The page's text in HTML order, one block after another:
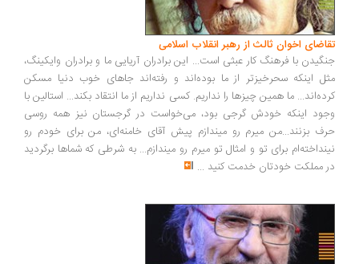
اخوان ثالث از رهبر انقلاب اسلامی
با فرهنگ کار عبثی است... این برادران آریایی ما و برادران وایکینگ،
اینکه سحرخیزتر از ما بوده‌اند و رفته‌اند جاهای خوب دنیا مسکن
ما همین چیزها را نداریم. کسی نداریم از ما انتقاد بکند... استالین با
اینکه خودش گرجی بود، می‌خواست در گرجستان نیز همه روسی
بزنند...من میرم رو میندازم پیش آقای خامنه‌ای، من برای خودم رو
برای تو و امثال تو میرم رو میندازم... به شرطی که شماها برگردید
مملکت خودتان خدمت کنید...